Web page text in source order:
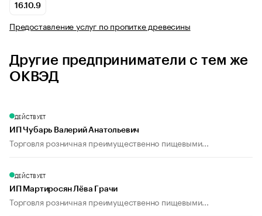
16.10.9
Предоставление услуг по пропитке древесины
Другие предприниматели с тем же
ОКВЭД
ДЕЙСТВУЕТ
ИП Чубарь Валерий Анатольевич
Торговля розничная преимущественно пищевыми...
ДЕЙСТВУЕТ
ИП Мартиросян Лёва Грачи
Торговля розничная преимущественно пищевыми...